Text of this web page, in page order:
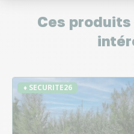
Ces
♦ SECURITE26